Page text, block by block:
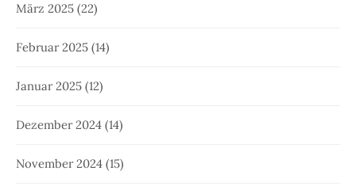
März 2025 (22)
Februar 2025 (14)
Januar 2025 (12)
Dezember 2024 (14)
November 2024 (15)